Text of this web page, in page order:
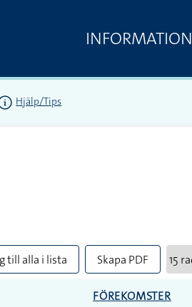
INFORMATION
Hjälp/Tips
till alla i lista Skapa PDF
FÖREKOMSTER